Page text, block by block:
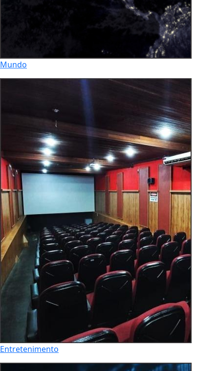
Mundo
Entretenimento